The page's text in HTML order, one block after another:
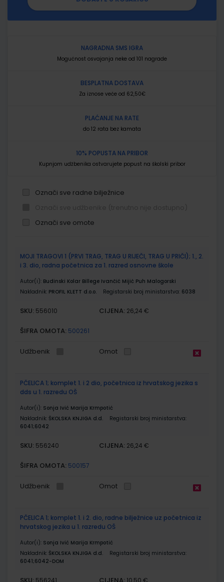
NAGRADNA SMS IGRA
Mogućnost osvajanja neke od 101 nagrade
BESPLATNA DOSTAVA
Za iznose veće od 62,50€
PLAĆANJE NA RATE
do 12 rata bez kamata
10% POPUSTA NA PRIBOR
Kupnjom udžbenika ostvarujete popust na školski pribor
Označi sve radne bilježnice
Označi sve omote
proizvodi
MOJI TRAGOVI 1 (PRVI TRAG, TRAG U RIJEČI, TRAG U PRIČI); 1., 2.
i 3. dio, radna početnica za 1. razred osnovne škole
Autor(i): Budinski Kolar Billege Ivančić Mijić Puh Malogorski
Nakladnik: PROFIL KLETT d.o.o. Registarski broj ministarstva: 6038
SKU: 556010 CIJENA: 26,24 €
ŠIFRA OMOTA: 500261
Udžbenik Omot
PČELICA 1; komplet 1. i 2 dio, početnica iz hrvatskog jezika s
dds u 1. razredu OŠ
Autor(i): Sonja Ivić Marija Krmpotić
Nakladnik: ŠKOLSKA KNJIGA d.d.
Registarski broj ministarstva:
6041;6042
SKU: 556240 CIJENA: 26,24 €
ŠIFRA OMOTA: 500157
Udžbenik Omot
PČELICA 1; komplet 1. i 2. dio, radne bilježnice uz početnica iz
hrvatskog jezika u 1. razredu OŠ
Autor(i): Sonja Ivić Marija Krmpotić
Nakladnik: ŠKOLSKA KNJIGA d.d.
Registarski broj ministarstva:
6041;6042-DOM
556241 10,50 €